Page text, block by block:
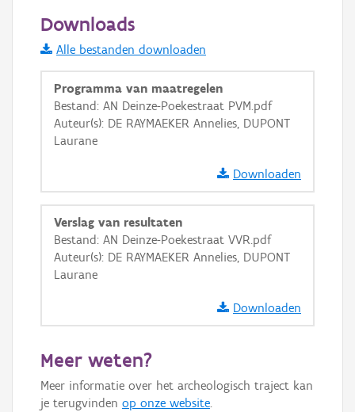
Ortho
GRB-Basiskaart
GRB-Basiskaart in grijswaarden
Downloads
Alle bestanden downloaden
Programma van maatregelen
Bestand: AN Deinze-Poekestraat PVM.pdf
Auteur(s): DE RAYMAEKER Annelies, DUPONT
Laurane
Downloaden
Verslag van resultaten
Bestand: AN Deinze-Poekestraat VVR.pdf
Auteur(s): DE RAYMAEKER Annelies, DUPONT
Laurane
Downloaden
Meer weten?
Meer informatie over het archeologisch traject kan
je terugvinden op onze website.